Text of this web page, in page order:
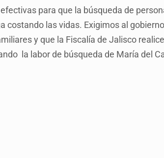
para que la búsqueda de
costando las vidas. Exigimos al
y que la Fiscalía de Jalisco
la labor de búsqueda de María del